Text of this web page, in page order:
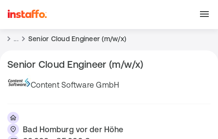
... Senior Cloud Engineer (m/w/x)
Senior Cloud Engineer (m/w/x)
Content Software GmbH
Bad Homburg vor der Höhe